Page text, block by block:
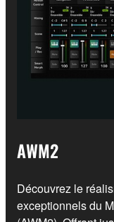
AWM2
Découvrez le
exceptionnels du